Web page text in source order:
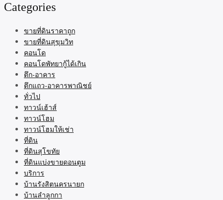
Categories
ขายที่ดินราคาถูก
ขายที่ดินสุขุมวิท
คอนโด
คอนโดพัทยากู้ได้เกิน
ตึก-อาคาร
ตึกแถว-อาคารพาณิชย์
ทั่วไป
ทาวน์เฮ้าส์
ทาวน์โฮม
ทาวน์โฮมให้เช่า
ที่ดิน
ที่ดินสุโขทัย
ที่ดินแบ่งขายดอนตูม
บริการ
บ้านรังสิตนครนายก
บ้านลำลูกกา